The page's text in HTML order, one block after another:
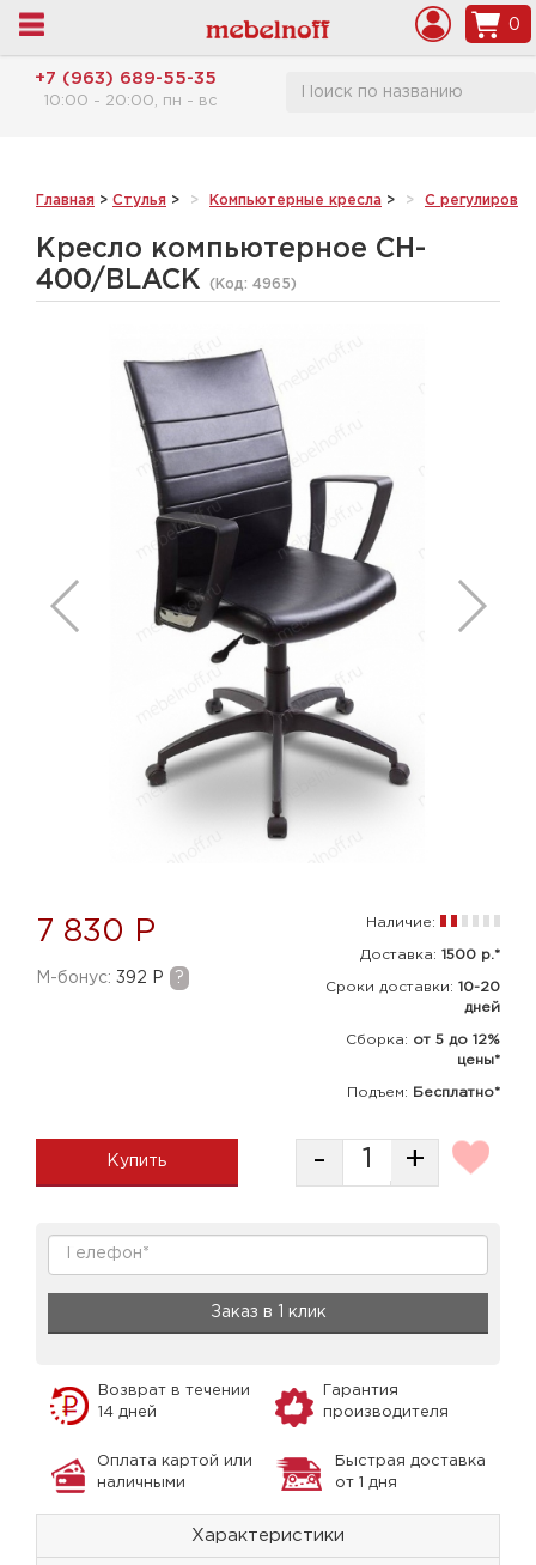
0
+7 (963) 689-55-35
10:00 - 20:00, пн - вс
Главная > Стулья > Компьютерные кресла > С
Кресло компьютерное CH-
400/BLACK
(Код: 4965)
7 830 Р
M-бонус: 392 Р ?
Наличие:
Доставка: 1500 р.*
Сроки доставки: 10-20
дней
Сборка: от 5 до 12%
цены*
Подъем: Бесплатно*
Купить - +
Заказ в 1 клик
Возврат в течении
14 дней
Гарантия
производителя
Оплата картой или
наличными
Быстрая доставка
от 1 дня
Характеристики